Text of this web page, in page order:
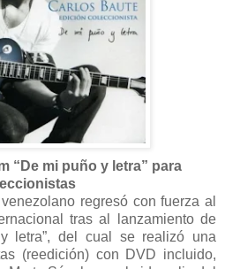
“De mi puño y letra” para
regresó con fuerza al
tras al lanzamiento de
letra”, del cual se realizó una
(reedición) con DVD incluido,